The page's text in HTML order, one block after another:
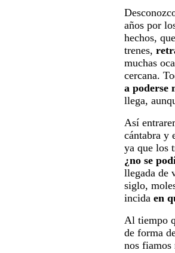
años por
hechos,
trenes,
muchas
cercana.
a poderse
llega,
Así
cántabra y
ya que los
¿no se
llegada de
siglo,
incida en
Al tiempo
de forma
nos fiamos